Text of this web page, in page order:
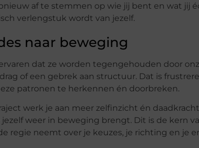
af te stemmen op wie jij bent en wat jij
verlengstuk wordt van jezelf.
naar beweging
dat ze worden tegengehouden door
of een gebrek aan structuur. Dat is
patronen te herkennen én doorbreken.
werk je aan meer zelfinzicht én
jezelf weer in beweging brengt. Dit is de kern
regie neemt over je keuzes, je richting en je